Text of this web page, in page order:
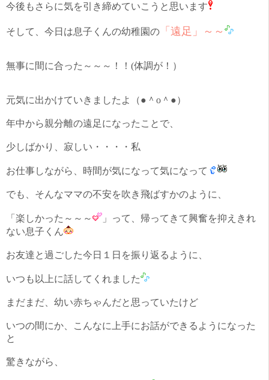
今後もさらに気を引き締めていこうと思います
そして、今日は息子くんの幼稚園の 「遠足」～～
無事に間に合った～～～！！(体調が！）
元気に出かけていきましたよ（●＾o＾●）
年中から親分離の遠足になったことで、
少しばかり、寂しい・・・・私
お仕事しながら、時間が気になって気になって
でも、そんなママの不安を吹き飛ばすかのように、
「楽しかった～～～
」って、帰ってきて興奮を抑えきれ
ない息子くん
お友達と過ごした今日１日を振り返るように、
いつも以上に話してくれました
まだまだ、幼い赤ちゃんだと思っていたけど
いつの間にか、こんなに上手にお話ができるようになった
と
驚きながら、